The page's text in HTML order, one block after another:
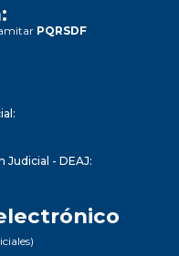
PQRSDF
- DEAJ: